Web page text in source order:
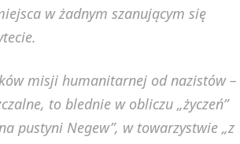
w żadnym szanującym się
misji humanitarnej od nazistów –
to blednie w obliczu „życzeń”
pustyni Negew”, w towarzystwie „z